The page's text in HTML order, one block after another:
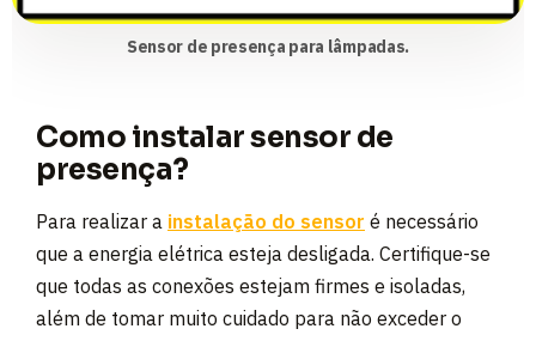
Sensor de presença para lâmpadas.
Como instalar sensor de
presença?
Para realizar a instalação do sensor é necessário
que a energia elétrica esteja desligada. Certifique-se
que todas as conexões estejam firmes e isoladas,
além de tomar muito cuidado para não exceder o